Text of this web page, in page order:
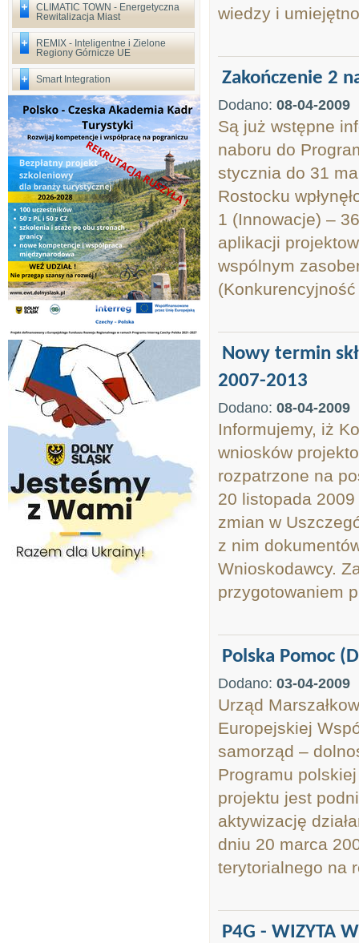
CLIMATIC TOWN - Energetyczna
Rewitalizacja Miast
REMIX - Inteligentne i Zielone
Regiony Górnicze UE
Smart Integration
wiedzy i
Zakończenie 2
Dodano: 08-04-2009
Są już wstępne
naboru do
stycznia do 31
Rostocku
1 (Innowacje) –
aplikacji
wspólnym
Nowy termin
2007-2013
Dodano: 08-04-2009
Informujemy, iż
wniosków
rozpatrzone na
20 listopada
zmian w
z nim
Wnioskodawcy.
przygotowaniem
Polska Pomoc
Dodano: 03-04-2009
Urząd
Europejskiej
samorząd –
Programu
projektu jest
aktywizację
dniu 20 marca
terytorialnego na
P4G - WIZYTA